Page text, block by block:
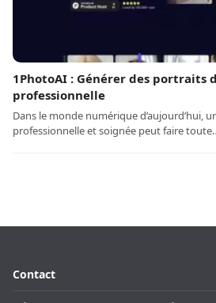
1PhotoAI : Générer des portraits
professionnelle
Dans le monde numérique d’aujourd’hui,
professionnelle et soignée peut faire
Contact